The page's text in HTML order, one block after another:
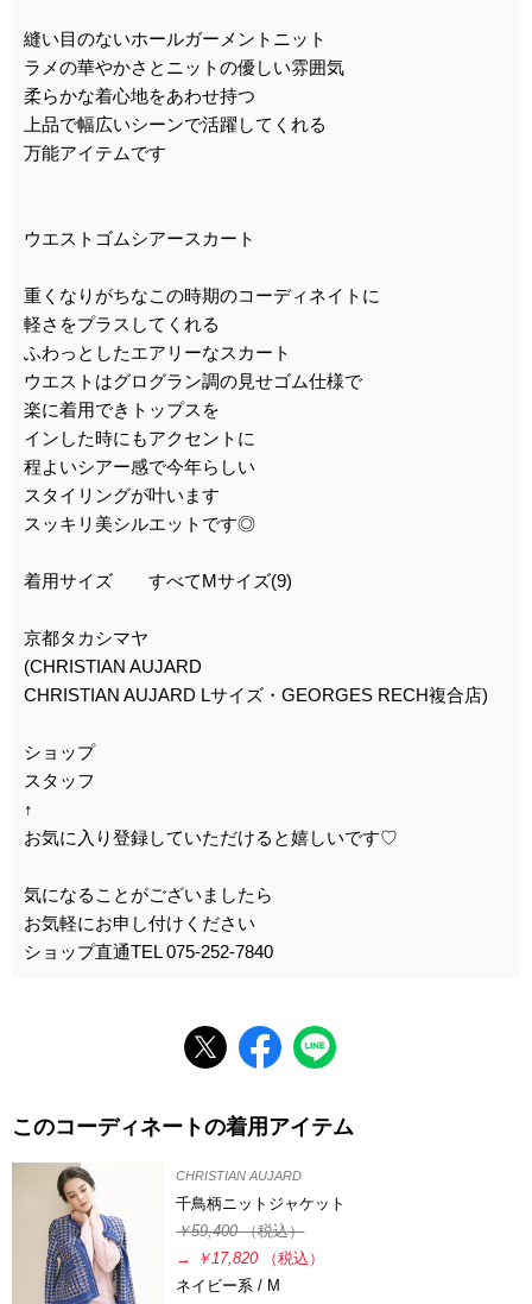
縫い目のないホールガーメントニット
ラメの華やかさとニットの優しい雰囲気
柔らかな着心地をあわせ持つ
上品で幅広いシーンで活躍してくれる
万能アイテムです
ウエストゴムシアースカート
重くなりがちなこの時期のコーディネイトに
軽さをプラスしてくれる
ふわっとしたエアリーなスカート
ウエストはグログラン調の見せゴム仕様で
楽に着用できトップスを
インした時にもアクセントに
程よいシアー感で今年らしい
スタイリングが叶います
スッキリ美シルエットです◎
着用サイズ すべてMサイズ(9)
京都タカシマヤ
(CHRISTIAN AUJARD
CHRISTIAN AUJARD Lサイズ・GEORGES RECH複合店)
ショップ
スタッフ
↑
お気に入り登録していただけると嬉しいです♡
気になることがございましたら
お気軽にお申し付けください
ショップ直通TEL 075-252-7840
このコーディネートの着用アイテム
CHRISTIAN AUJARD
千鳥柄ニットジャケット
￥59,400（税込）
→
￥17,820
（税込）
ネイビー系 / M